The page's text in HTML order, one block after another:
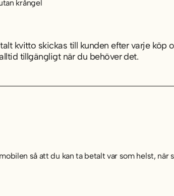
krångel
kvitto skickas till kunden efter varje köp
tillgängligt när du behöver det.
så att du kan ta betalt var som helst, när